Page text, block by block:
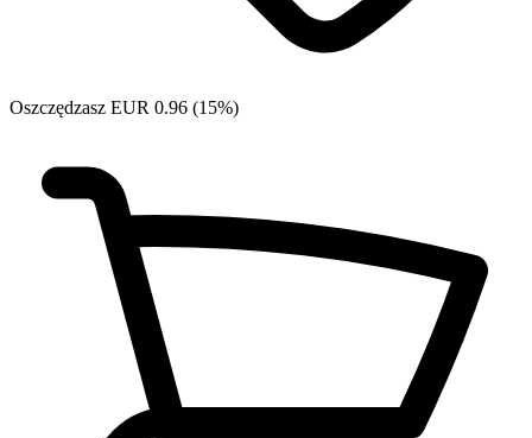
Oszczędzasz EUR 0.96 (15%)